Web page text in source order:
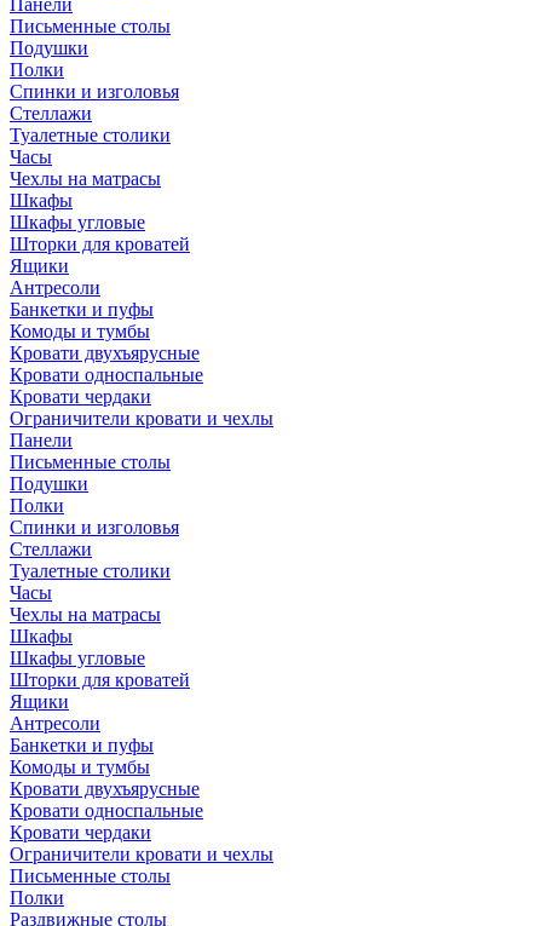
Письменные столы
Подушки
Полки
Спинки и изголовья
Стеллажи
Туалетные столики
Часы
Чехлы на матрасы
Шкафы
Шкафы угловые
Шторки для кроватей
Ящики
Антресоли
Банкетки и пуфы
Комоды и тумбы
Кровати двухъярусные
Кровати односпальные
Кровати чердаки
Ограничители кровати и чехлы
Панели
Письменные столы
Подушки
Полки
Спинки и изголовья
Стеллажи
Туалетные столики
Часы
Чехлы на матрасы
Шкафы
Шкафы угловые
Шторки для кроватей
Ящики
Антресоли
Банкетки и пуфы
Комоды и тумбы
Кровати двухъярусные
Кровати односпальные
Кровати чердаки
Ограничители кровати и чехлы
Письменные столы
Полки
Раздвижные столы